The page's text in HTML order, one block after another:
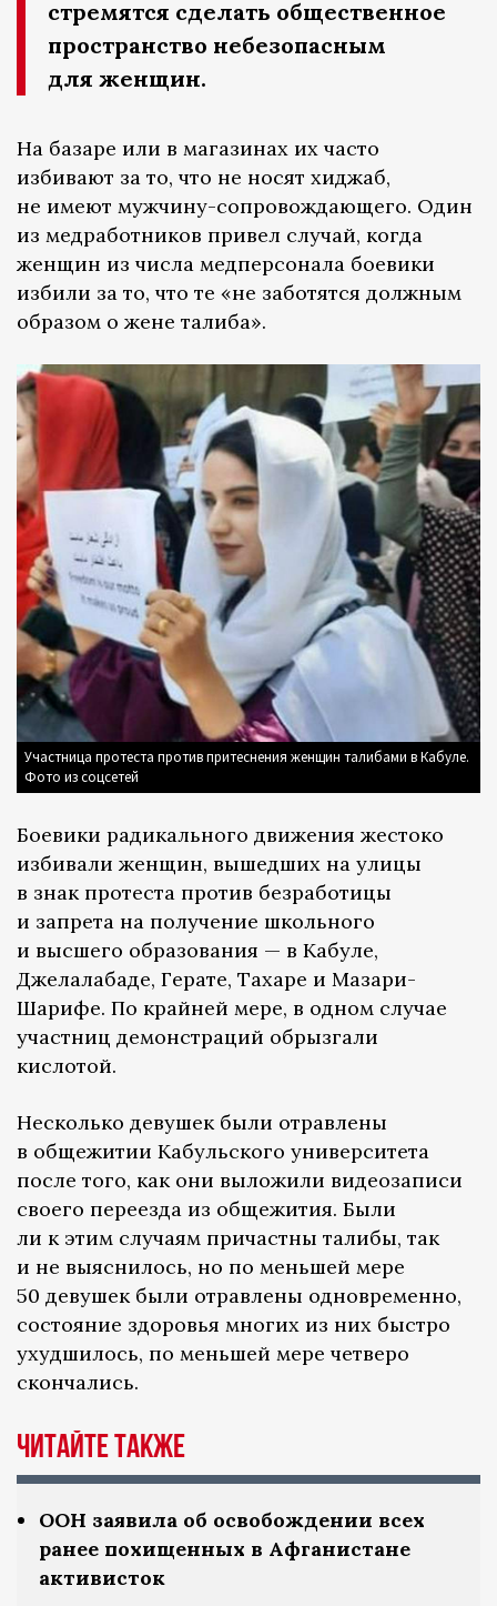
стремятся сделать общественное
пространство небезопасным
для женщин.
На базаре или в магазинах их часто
избивают за то, что не носят хиджаб,
не имеют мужчину-сопровождающего. Один
из медработников привел случай, когда
женщин из числа медперсонала боевики
избили за то, что те «не заботятся должным
образом о жене талиба».
Участница протеста против притеснения женщин талибами в Кабуле.
Фото из соцсетей
Боевики радикального движения жестоко
избивали женщин, вышедших на улицы
в знак протеста против безработицы
и запрета на получение школьного
и высшего образования — в Кабуле,
Джелалабаде, Герате, Тахаре и Мазари-
Шарифе. По крайней мере, в одном случае
участниц демонстраций обрызгали
кислотой.
Несколько девушек были отравлены
в общежитии Кабульского университета
после того, как они выложили видеозаписи
своего переезда из общежития. Были
ли к этим случаям причастны талибы, так
и не выяснилось, но по меньшей мере
50 девушек были отравлены одновременно,
состояние здоровья многих из них быстро
ухудшилось, по меньшей мере четверо
скончались.
Читайте также
ООН заявила об освобождении всех
ранее похищенных в Афганистане
активисток